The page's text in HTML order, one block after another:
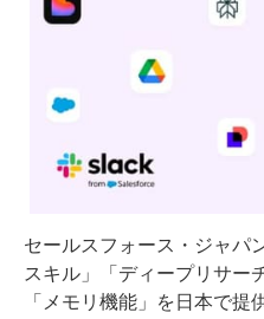
セールスフォース・ジャパ
スキル」「ディープリサー
「メモリ機能」を日本で